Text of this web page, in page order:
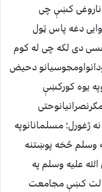
ناروغی کښې چی
دغه پاس ټول
دی لکه چی له کوم
دحیض
یوه کورکښې
مسلمانانوپه
وسلم څخه پوښتنه
علیه وسلم په
کښې مجامعت